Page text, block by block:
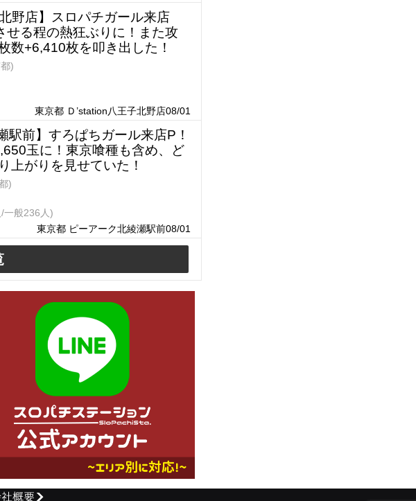
野店】スロパチガール来店
せる程の熱狂ぶりに！また攻
数+6,410枚を叩き出した！
)
東京都 Ｄ’station八王子北野店08/01
駅前】すろぱちガール来店P！
玉に！東京喰種も含め、ど
上がりを見せていた！
)
一般236人)
東京都 ピーアーク北綾瀬駅前08/01